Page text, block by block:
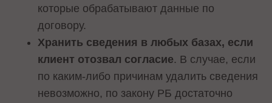
которые обрабатывают данные по
договору.
Хранить сведения в любых базах, если
клиент отозвал согласие. В случае, если
по каким-либо причинам удалить сведения
невозможно, по закону РБ достаточно